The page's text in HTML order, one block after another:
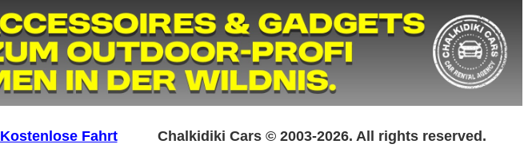
Kostenlose Fahrt Chalkidiki Cars © 2003-2026. All rights reserved.